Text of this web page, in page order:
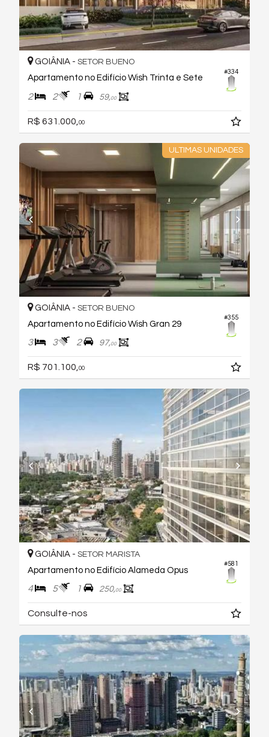
#334
GOIÂNIA - SETOR BUENO
Apartamento no Edifício Wish Trinta e Sete
2 2 1 59,00
R$ 631.000, 00
ULTIMAS UNIDADES
#355
GOIÂNIA - SETOR BUENO
Apartamento no Edifício Wish Gran 29
3 3 2 97,00
R$ 701.100, 00
#581
GOIÂNIA - SETOR MARISTA
Apartamento no Edifício Alameda Opus
4 5 1 250,00
Consulte-nos